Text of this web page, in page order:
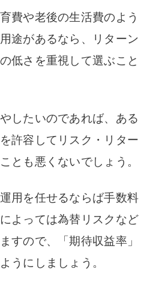
費や老後の生活費のよう
途があるなら、リターン
低さを重視して選ぶこと
したいのであれば、ある
許容してリスク・リター
とも悪くないでしょう。
用を任せるならば手数料
よっては為替リスクなど
すので、「期待収益率」
うにしましょう。